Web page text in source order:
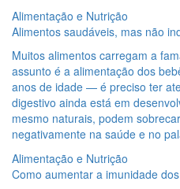
Alimentação e Nutrição
Alimentos saudáveis, mas não
Muitos alimentos carregam a
assunto é a alimentação dos
anos de idade — é preciso ter
digestivo ainda está em
mesmo naturais, podem
negativamente na saúde e no
Alimentação e Nutrição
Como aumentar a imunidade